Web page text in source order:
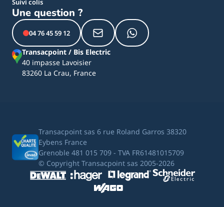
Suivi colis
Une question ?
04 76 45 59 12
Transacpoint / Bis Electric
40 impasse Lavoisier
83260 La Crau, France
Transacpoint sas 6 rue Roland Garros 38320
Eybens France
Grenoble 481 015 709 - TVA FR61481015709
© Copyright Transacpoint sas 2005-2026